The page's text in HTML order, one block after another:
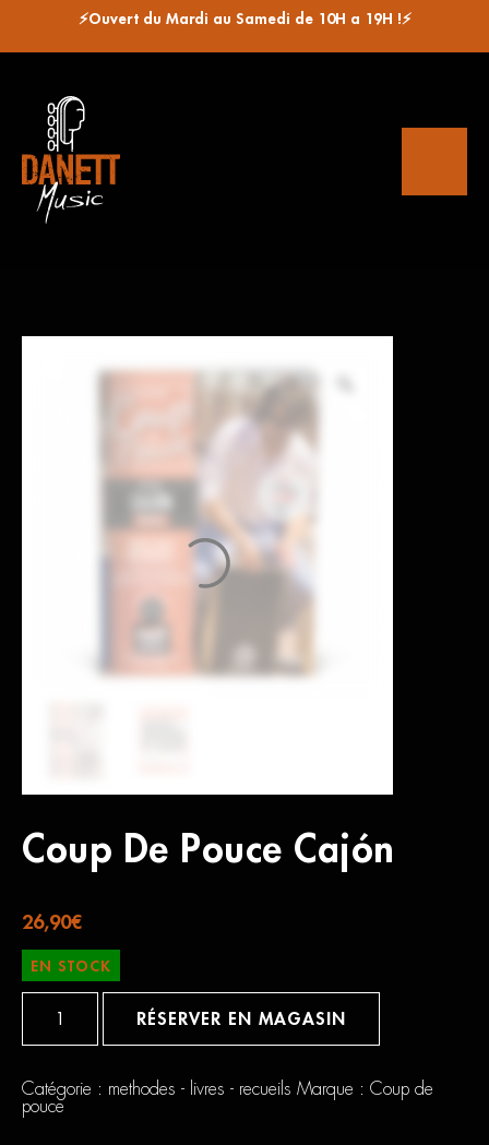
⚡Ouvert du Mardi au Samedi de 10H a 19H !⚡
Coup De Pouce Cajón
26,90€
EN STOCK
Cajón
RÉSERVER EN MAGASIN
Catégorie : methodes - livres - recueils Marque : Coup de
pouce